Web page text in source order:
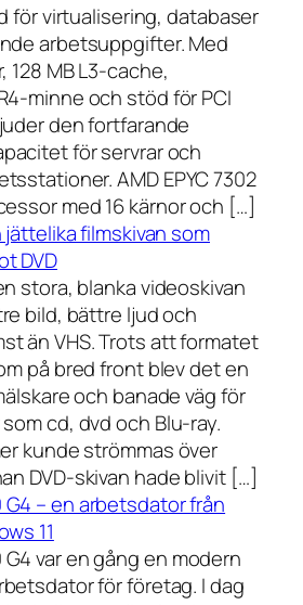
för virtualisering, databaser
arbetsuppgifter. Med
MB L3-cache,
minne och stöd för PCI
den fortfarande
för servrar och
AMD EPYC 7302
med 16 kärnor och […]
jättelika filmskivan som
DVD
stora, blanka videoskivan
bild, bättre ljud och
än VHS. Trots att formatet
på bred front blev det en
och banade väg för
cd, dvd och Blu-ray.
kunde strömmas över
DVD-skivan hade blivit […]
G4 – en arbetsdator från
11
G4 var en gång en modern
för företag. I dag